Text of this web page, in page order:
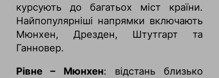
курсують до багатьох міст країни.
Найпопулярніші напрямки включають
Мюнхен, Дрезден, Штутгарт та
Ганновер.
Рівне – Мюнхен: відстань близько